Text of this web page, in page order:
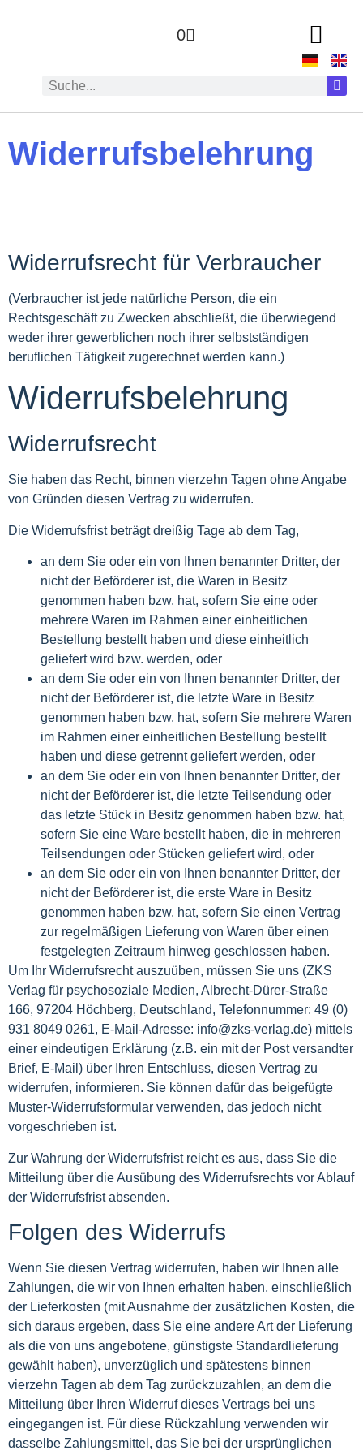
0
Widerrufsbelehrung
Widerrufsrecht für Verbraucher
(Verbraucher ist jede natürliche Person, die ein
Rechtsgeschäft zu Zwecken abschließt, die überwiegend
weder ihrer gewerblichen noch ihrer selbstständigen
beruflichen Tätigkeit zugerechnet werden kann.)
Widerrufsbelehrung
Widerrufsrecht
Sie haben das Recht, binnen vierzehn Tagen ohne Angabe
von Gründen diesen Vertrag zu widerrufen.
Die Widerrufsfrist beträgt dreißig Tage ab dem Tag,
an dem Sie oder ein von Ihnen benannter Dritter, der
nicht der Beförderer ist, die Waren in Besitz
genommen haben bzw. hat, sofern Sie eine oder
mehrere Waren im Rahmen einer einheitlichen
Bestellung bestellt haben und diese einheitlich
geliefert wird bzw. werden, oder
an dem Sie oder ein von Ihnen benannter Dritter, der
nicht der Beförderer ist, die letzte Ware in Besitz
genommen haben bzw. hat, sofern Sie mehrere Waren
im Rahmen einer einheitlichen Bestellung bestellt
haben und diese getrennt geliefert werden, oder
an dem Sie oder ein von Ihnen benannter Dritter, der
nicht der Beförderer ist, die letzte Teilsendung oder
das letzte Stück in Besitz genommen haben bzw. hat,
sofern Sie eine Ware bestellt haben, die in mehreren
Teilsendungen oder Stücken geliefert wird, oder
an dem Sie oder ein von Ihnen benannter Dritter, der
nicht der Beförderer ist, die erste Ware in Besitz
genommen haben bzw. hat, sofern Sie einen Vertrag
zur regelmäßigen Lieferung von Waren über einen
festgelegten Zeitraum hinweg geschlossen haben.
Um Ihr Widerrufsrecht auszuüben, müssen Sie uns (ZKS
Verlag für psychosoziale Medien, Albrecht-Dürer-Straße
166, 97204 Höchberg, Deutschland, Telefonnummer: 49 (0)
931 8049 0261, E‑Mail-Adresse: info@zks-verlag.de) mittels
einer eindeutigen Erklärung (z.B. ein mit der Post versandter
Brief, E‑Mail) über Ihren Entschluss, diesen Vertrag zu
widerrufen, informieren. Sie können dafür das beigefügte
Muster-Widerrufsformular verwenden, das jedoch nicht
vorgeschrieben ist.
Zur Wahrung der Widerrufsfrist reicht es aus, dass Sie die
Mitteilung über die Ausübung des Widerrufsrechts vor Ablauf
der Widerrufsfrist absenden.
Folgen des Widerrufs
Wenn Sie diesen Vertrag widerrufen, haben wir Ihnen alle
Zahlungen, die wir von Ihnen erhalten haben, einschließlich
der Lieferkosten (mit Ausnahme der zusätzlichen Kosten, die
sich daraus ergeben, dass Sie eine andere Art der Lieferung
als die von uns angebotene, günstigste Standardlieferung
gewählt haben), unverzüglich und spätestens binnen
vierzehn Tagen ab dem Tag zurückzuzahlen, an dem die
Mitteilung über Ihren Widerruf dieses Vertrags bei uns
eingegangen ist. Für diese Rückzahlung verwenden wir
dasselbe Zahlungsmittel, das Sie bei der ursprünglichen